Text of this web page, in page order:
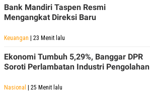
Bank Mandiri Taspen Resmi
Mengangkat Direksi Baru
Keuangan | 23 Menit lalu
Ekonomi Tumbuh 5,29%, Banggar DPR
Soroti Perlambatan Industri Pengolahan
Nasional | 25 Menit lalu